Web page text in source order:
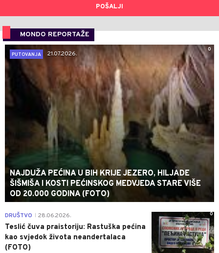
POŠALJI
MONDO REPORTAŽE
0
PUTOVANJA
21.07.2026.
NAJDUŽA PEĆINA U BIH KRIJE JEZERO, HILJADE
ŠIŠMIŠA I KOSTI PEĆINSKOG MEDVJEDA STARE VIŠE
OD 20.000 GODINA (FOTO)
0
DRUŠTVO 28.06.2026.
Teslić čuva praistoriju: Rastuška pećina
kao svjedok života neandertalaca
(FOTO)